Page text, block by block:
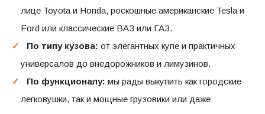
лице Toyota и Honda, роскошные американские Tesla и
Ford или классические ВАЗ или ГАЗ.
По типу кузова: от элегантных купе и практичных
универсалов до внедорожников и лимузинов.
По функционалу: мы рады выкупить как городские
легковушки, так и мощные грузовики или даже